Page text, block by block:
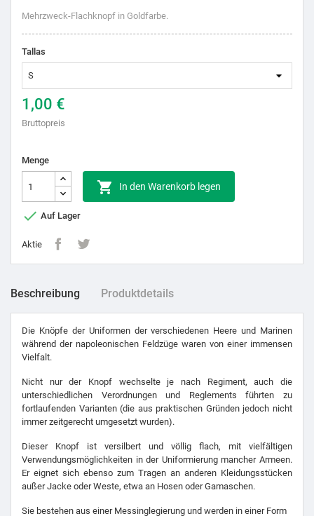
Mehrzweck-Flachknopf in Goldfarbe.
Tallas
1,00 €
Bruttopreis
Menge
 In den Warenkorb legen
 Auf Lager
Aktie
Beschreibung Produktdetails
Die Knöpfe der Uniformen der verschiedenen Heere und Marinen
während der napoleonischen Feldzüge waren von einer immensen
Vielfalt.
Nicht nur der Knopf wechselte je nach Regiment, auch die
unterschiedlichen Verordnungen und Reglements führten zu
fortlaufenden Varianten (die aus praktischen Gründen jedoch nicht
immer zeitgerecht umgesetzt wurden).
Dieser Knopf ist versilbert und völlig flach, mit vielfältigen
Verwendungsmöglichkeiten in der Uniformierung mancher Armeen.
Er eignet sich ebenso zum Tragen an anderen Kleidungsstücken
außer Jacke oder Weste, etwa an Hosen oder Gamaschen.
Sie bestehen aus einer Messinglegierung und werden in einer Form